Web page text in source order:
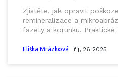
Zjistěte, jak opravit
remineralizace a
fazety a korunku.
Eliška Mrázková říj, 26 2025